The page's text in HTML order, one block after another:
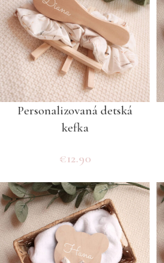
Personalizovaná detská
kefka
€12.90